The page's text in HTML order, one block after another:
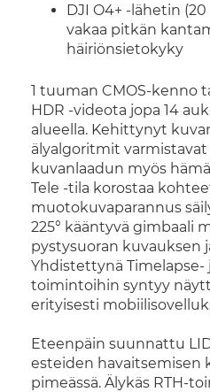
DJI O4+ -lähetin (20
vakaa pitkän
häiriönsietokyky
1 tuuman CMOS-kenno
HDR -videota jopa 14
alueella. Kehittynyt
älyalgoritmit
kuvanlaadun myös
Tele -tila korostaa
muotokuvaparannus
225° kääntyvä gimbaali
pystysuoran kuvauksen
Yhdistettynä Timelapse-
toimintoihin syntyy
erityisesti
Eteenpäin suunnattu
esteiden havaitsemisen
pimeässä. Älykäs RTH-